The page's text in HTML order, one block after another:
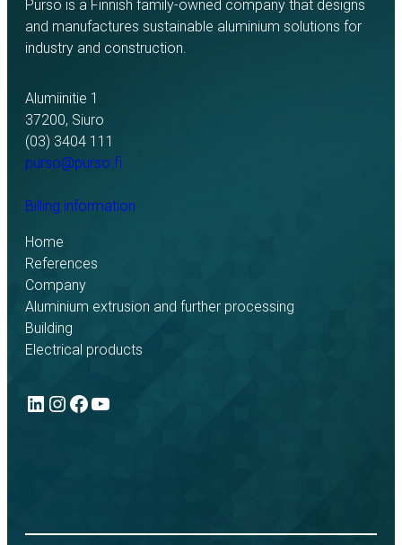
Purso is a Finnish family-owned company that designs
and manufactures sustainable aluminium solutions for
industry and construction.
Alumiinitie 1
37200, Siuro
(03) 3404 111
purso@purso.fi
Billing information
Home
References
Company
Aluminium extrusion and further processing
Building
Electrical products
LinkedIn
Instagram
Facebook
YouTube